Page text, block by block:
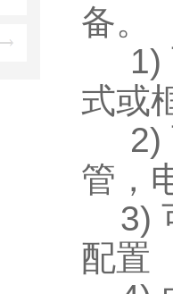
备。
1)
式或
2)
管，
3)
配置